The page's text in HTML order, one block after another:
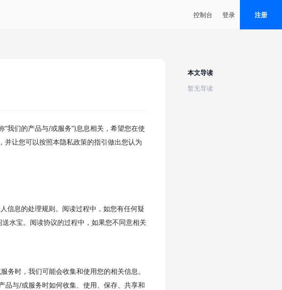
控制台 登录 注册
我们的产品与/或服务”)息息相关，希望您在使
并让您可以按照本隐私政策的指引做出您认为
信息的处理规则。阅读过程中，如您有任何疑
水宝。阅读协议的过程中，如果您不同意相关
务时，我们可能会收集和使用您的相关信息。
品与/或服务时如何收集、使用、保存、共享和
本文导读
暂无导读